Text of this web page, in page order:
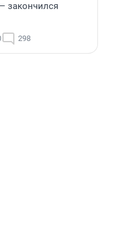
закончился
298